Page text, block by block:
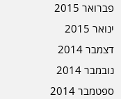
פברואר 2015
ינואר 2015
דצמבר 2014
נובמבר 2014
ספטמבר 2014